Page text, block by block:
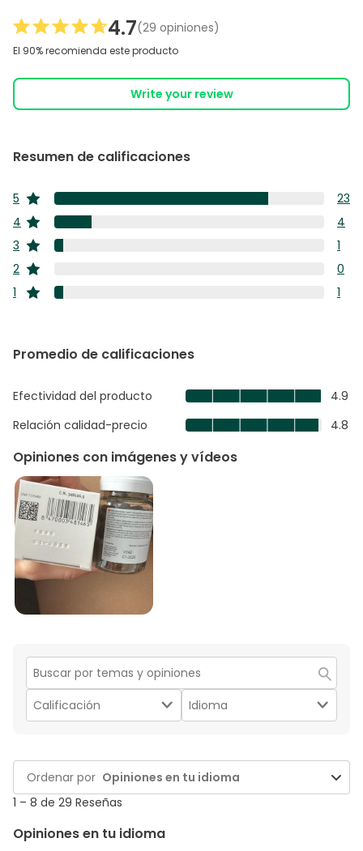
Resumen de calificaciones
5
estrellas
23
23
con
5
4
estrellas
4
4
con
4
3
estrellas
1
1
con
2
estrellas
0
0
1
estrellas
1
4.7(29 opiniones)
El 90% recomienda este producto
Write your review
Promedio de calificaciones
Efectividad del producto
Efectividad
del
4.9
de
5
4.9
Relación calidad-precio
Relación
calidad-
precio,
4.8
de
5
4.8
Opiniones con imágenes y vídeos
Región
de
búsqueda
y
reseñas
Filtrar
por
Filtrar
por
8
29
1 – 8 de 29 Reseñas
Ordenar por Opiniones en tu idioma
Opiniones en tu idioma